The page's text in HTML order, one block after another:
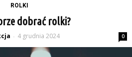
ROLKI
dobrać rolki?
- 4 grudnia 2024 0